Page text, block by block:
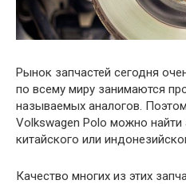
Рынок запчастей сегодня
по всему миру занимаются
называемых аналогов.
Volkswagen Polo можно найти
китайского или
Качество многих из этих